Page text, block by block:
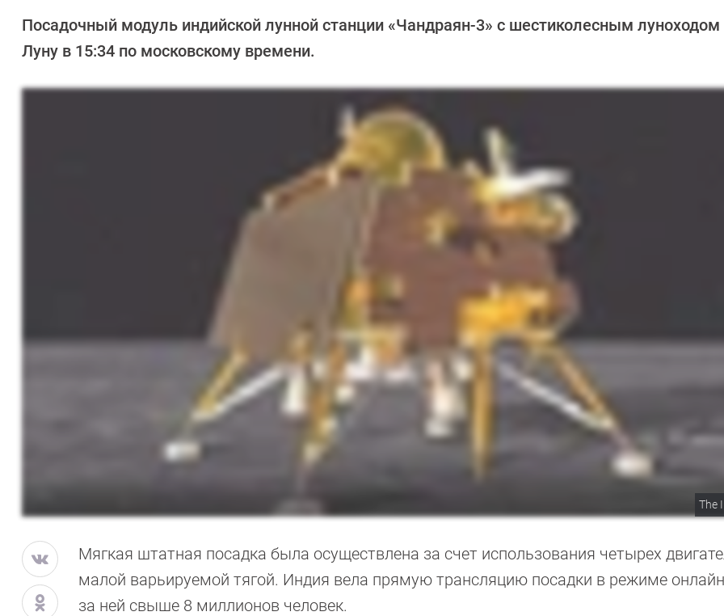
Калашников
Посадочный модуль индийской лунной станции «Чандраян-3» с шестиколесным луноходом
Луну в 15:34 по московскому времени.
The
Мягкая штатная посадка была осуществлена за счет использования четырех
малой варьируемой тягой. Индия вела прямую трансляцию посадки в режиме
за ней свыше 8 миллионов человек.